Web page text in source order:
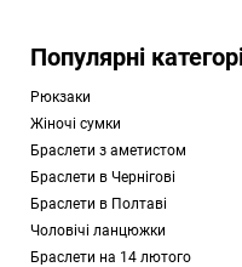
Популярні
Рюкзаки
Жіночі сумки
Браслети з аметистом
Браслети в Чернігові
Браслети в Полтаві
Чоловічі ланцюжки
Браслети на 14 лютого